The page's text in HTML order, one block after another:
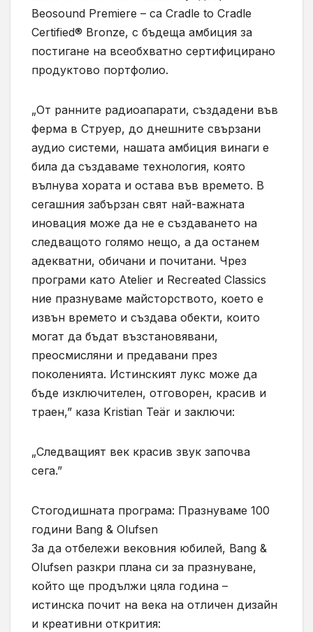
Beosound Premiere – са Cradle to Cradle
Certified® Bronze, с бъдеща амбиция за
постигане на всеобхватно сертифицирано
продуктово портфолио.
„От ранните радиоапарати, създадени във
ферма в Струер, до днешните свързани
аудио системи, нашата амбиция винаги е
била да създаваме технология, която
вълнува хората и остава във времето. В
сегашния забързан свят най-важната
иновация може да не е създаването на
следващото голямо нещо, а да останем
адекватни, обичани и почитани. Чрез
програми като Atelier и Recreated Classics
ние празнуваме майсторството, което е
извън времето и създава обекти, които
могат да бъдат възстановявани,
преосмисляни и предавани през
поколенията. Истинският лукс може да
бъде изключителен, отговорен, красив и
траен,” каза Kristian Teär и заключи:
„Следващият век красив звук започва
сега.”
Стогодишната програма: Празнуваме 100
години Bang & Olufsen
За да отбележи вековния юбилей, Bang &
Olufsen разкри плана си за празнуване,
който ще продължи цяла година –
истинска почит на века на отличен дизайн
и креативни открития: